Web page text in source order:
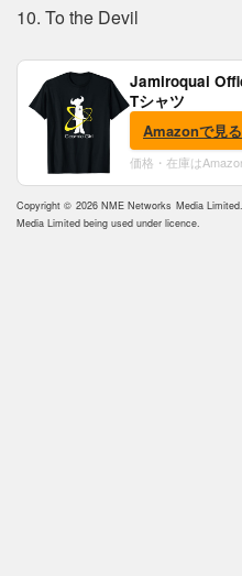
10. To the Devil
Jamiroquai
Tシャツ
Amazonで見る
価格・在庫は
Copyright © 2026 NME Networks Media
Media Limited being used under licence.